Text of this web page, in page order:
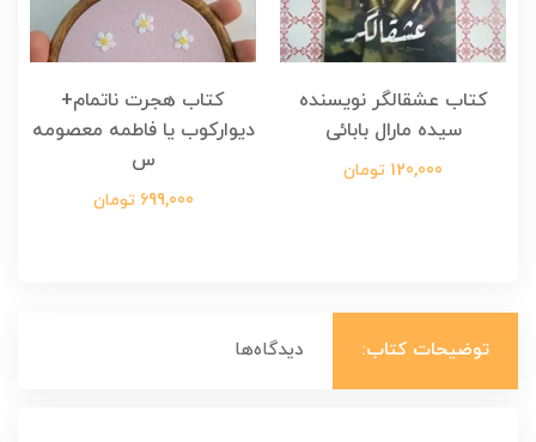
کتاب عشقالگر نویسنده
سیده مارال بابائی
120,000 تومان
کتاب هجرت ناتمام+
دیوارکوب یا فاطمه معصومه
س
699,000 تومان
توضیحات کتاب: دیدگاه‌ها